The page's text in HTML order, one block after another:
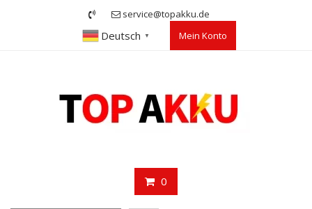
service@topakku.de
Deutsch ▼ Mein Konto
0